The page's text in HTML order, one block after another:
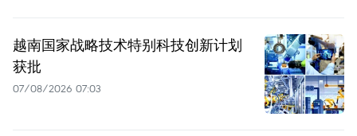
越南国家战略技术特别科技创新计划
获批
07/08/2026 07:03